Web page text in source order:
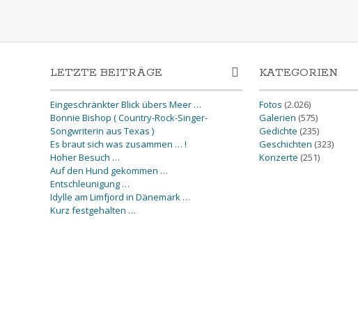
LETZTE BEITRÄGE
Eingeschränkter Blick übers Meer …
Bonnie Bishop ( Country-Rock-Singer-
Songwriterin aus Texas )
Es braut sich was zusammen … !
Hoher Besuch …
Auf den Hund gekommen …
Entschleunigung …
Idylle am Limfjord in Dänemark …
Kurz festgehalten …
KATEGORIEN
Fotos (2.026)
Galerien (575)
Gedichte (235)
Geschichten (323)
Konzerte (251)